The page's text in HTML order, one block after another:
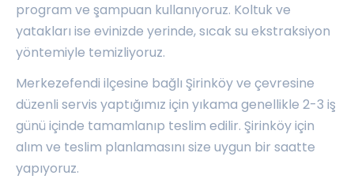
program ve şampuan kullanıyoruz. Koltuk ve
yatakları ise evinizde yerinde, sıcak su ekstraksiyon
yöntemiyle temizliyoruz.
Merkezefendi ilçesine bağlı Şirinköy ve çevresine
düzenli servis yaptığımız için yıkama genellikle 2-3 iş
günü içinde tamamlanıp teslim edilir. Şirinköy için
alım ve teslim planlamasını size uygun bir saatte
yapıyoruz.